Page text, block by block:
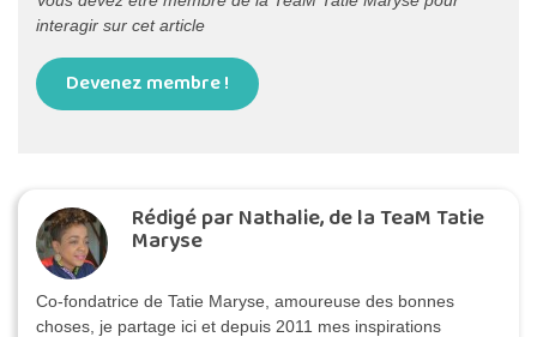
interagir sur cet article
Devenez membre !
Rédigé par Nathalie, de la TeaM Tatie
Maryse
Co-fondatrice de Tatie Maryse, amoureuse des bonnes
choses, je partage ici et depuis 2011 mes inspirations